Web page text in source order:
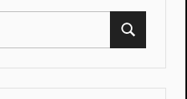
Поиск